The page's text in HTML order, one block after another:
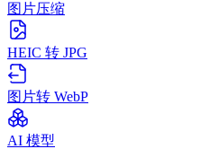
图片压缩
HEIC 转 JPG
图片转 WebP
AI 模型